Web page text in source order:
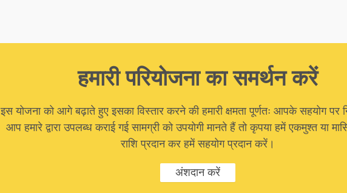
हमारी परियोजना का समर्थन करें
इस योजना को आगे बढ़ाते हुए इसका विस्तार करने की हमारी क्षमता पूर्णतः आपके सहयोग पर
आप हमारे द्वारा उपलब्ध कराई गई सामग्री को उपयोगी मानते हैं तो कृपया हमें एकमुश्त या
राशि प्रदान कर हमें सहयोग प्रदान करें।
अंशदान करें